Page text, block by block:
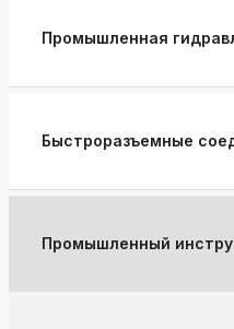
k
Промышленная
Быстроразъемные
Промышленный